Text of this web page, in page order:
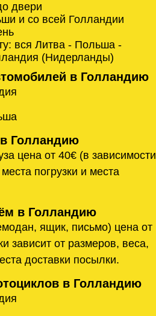
двери
и со всей Голландии
вся Литва - Польша -
(Нидерланды)
в Голландию
Голландию
цена от 40€ (в зависимости
погрузки и места
в Голландию
ящик, письмо) цена от
зависит от размеров, веса,
доставки посылки.
в Голландию